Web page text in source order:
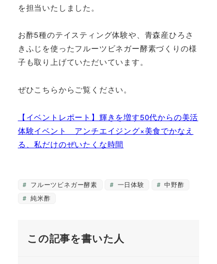
を担当いたしました。
お酢5種のテイスティング体験や、青森産ひろさ
きふじを使ったフルーツビネガー酵素づくりの様
子も取り上げていただいています。
ぜひこちらからご覧ください。
【イベントレポート】輝きを増す50代からの美活
体験イベント アンチエイジング×美食でかなえ
る、私だけのぜいたくな時間
フルーツビネガー酵素 一日体験
中野酢
純米酢
この記事を書いた人